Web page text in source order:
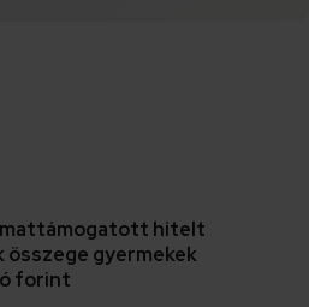
hitelt
összege gyermekek
forint